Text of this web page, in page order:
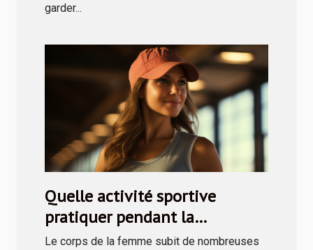
garder...
Quelle activité sportive
pratiquer pendant la
grossesse ?
Le corps de la femme subit de nombreuses